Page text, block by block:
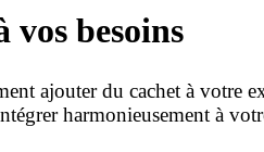
vos besoins
ajouter du cachet à votre
harmonieusement à